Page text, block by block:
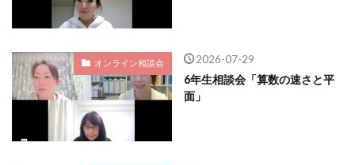
オンライン相談会 2026-07-29
6年生相談会「算数の速さと平
面」